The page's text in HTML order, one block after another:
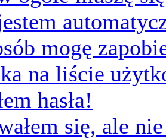
mogę
na liście
hasła!
się, ale